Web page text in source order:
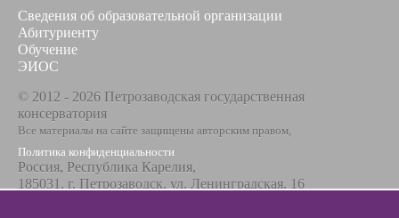
Сведения об образовательной организации
Абитуриенту
Обучение
ЭИОС
© 2012 - 2026 Петрозаводская государственная
консерватория
Все материалы на сайте защищены авторским правом,
Политика конфиденциальности
Россия, Республика Карелия,
185031, г. Петрозаводск, ул. Ленинградская, 16